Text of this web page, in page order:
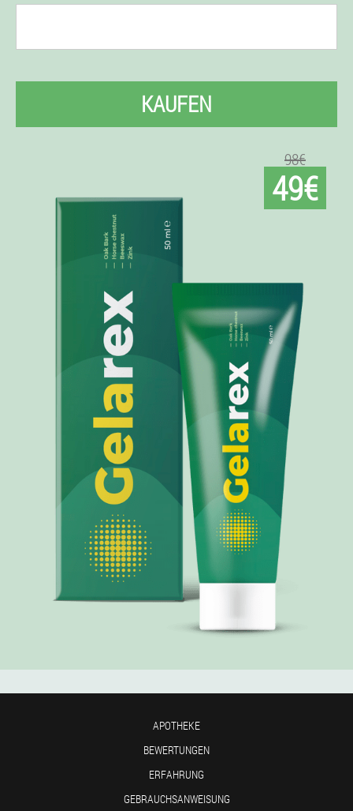
KAUFEN
98€
49€
APOTHEKE
BEWERTUNGEN
ERFAHRUNG
GEBRAUCHSANWEISUNG